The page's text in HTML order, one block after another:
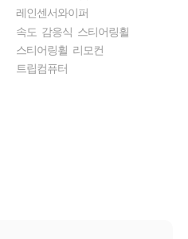
레인센서와이퍼
속도 감응식 스티어링휠
스티어링휠 리모컨
트립컴퓨터